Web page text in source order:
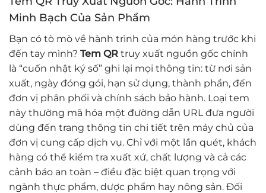
Minh Bạch Của Sản Phẩm
Bạn có tò mò về hành trình của món hàng trước khi
đến tay mình? Tem QR truy xuất nguồn gốc chính
là “cuốn nhật ký số” ghi lại mọi thông tin: từ nơi sản
xuất, ngày đóng gói, hạn sử dụng, thành phần, đến
đơn vị phân phối và chính sách bảo hành. Loại tem
này thường mã hóa một đường dẫn URL đưa người
dùng đến trang thông tin chi tiết trên máy chủ của
đơn vị cung cấp dịch vụ. Chỉ với một lần quét, khách
hàng có thể kiểm tra xuất xứ, chất lượng và cả các
cảnh báo an toàn – điều đặc biệt quan trọng với
ngành thực phẩm, dược phẩm hay nông sản. Đối